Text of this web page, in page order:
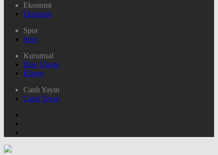
Ekonomi
Ekonomi
Spor
Spor
Kurumsal
Bize Ulaşın
Künye
Canlı Yayın
Canlı Yayın